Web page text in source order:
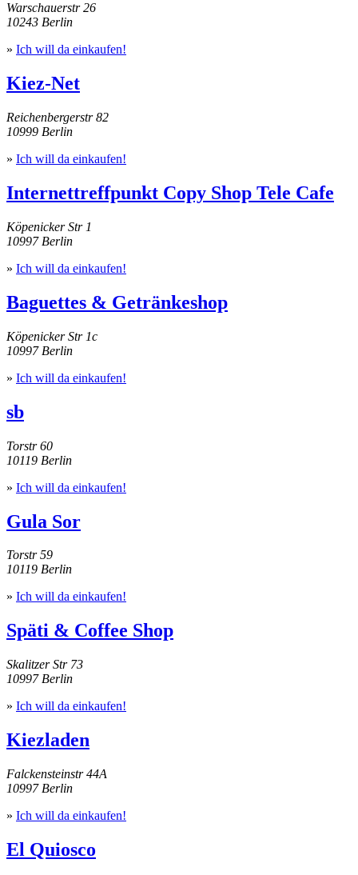
Warschauerstr 26
10243 Berlin
» Ich will da einkaufen!
Kiez-Net
Reichenbergerstr 82
10999 Berlin
» Ich will da einkaufen!
Internettreffpunkt Copy Shop Tele Cafe
Köpenicker Str 1
10997 Berlin
» Ich will da einkaufen!
Baguettes & Getränkeshop
Köpenicker Str 1c
10997 Berlin
» Ich will da einkaufen!
sb
Torstr 60
10119 Berlin
» Ich will da einkaufen!
Gula Sor
Torstr 59
10119 Berlin
» Ich will da einkaufen!
Späti & Coffee Shop
Skalitzer Str 73
10997 Berlin
» Ich will da einkaufen!
Kiezladen
Falckensteinstr 44A
10997 Berlin
» Ich will da einkaufen!
El Quiosco